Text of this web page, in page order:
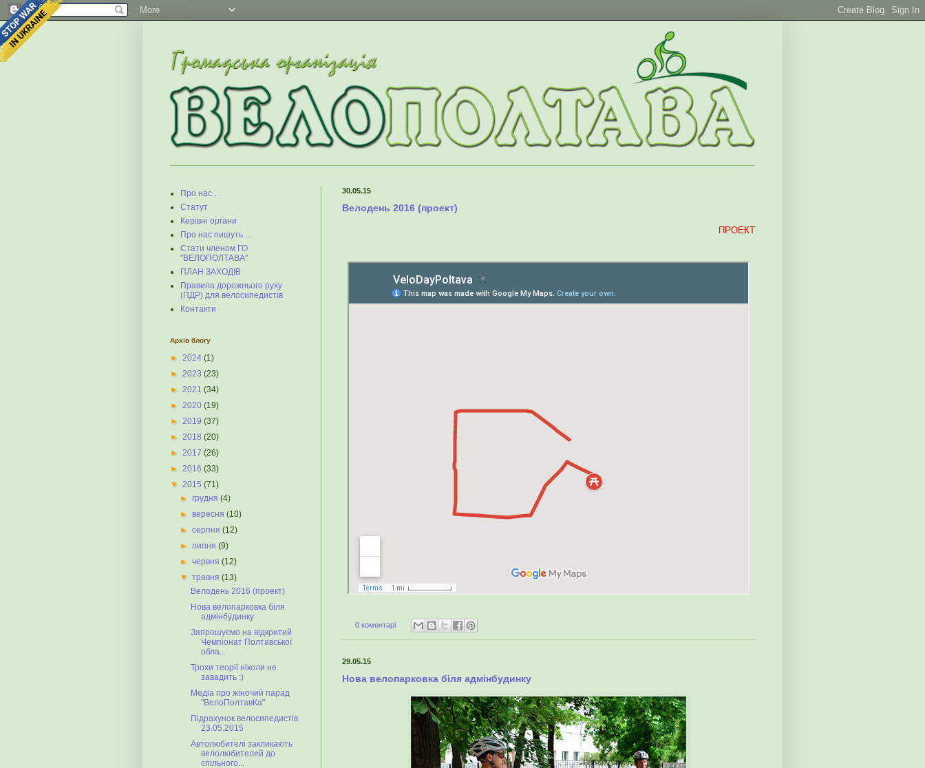
30.05.15
Велодень 2016 (проект)
ПРОЕКТ
0 коментарі
29.05.15
Нова велопарковка біля адмінбудинку
Про нас ...
Статут
Керівні органи
Про нас пишуть ...
Стати членом ГО
"ВЕЛОПОЛТАВА"
ПЛАН ЗАХОДІВ
Правила дорожнього руху
(ПДР) для велосипедистів
Контакти
Архів блогу
► 2024 (1)
► 2023 (23)
► 2021 (34)
► 2020 (19)
► 2019 (37)
► 2018 (20)
► 2017 (26)
► 2016 (33)
▼ 2015 (71)
►грудня(4)
►вересня(10)
►серпня(12)
►липня(9)
►червня(12)
▼травня(13)
Велодень 2016 (проект)
Нова велопарковка біля
адмінбудинку
Запрошуємо на відкритий
Чемпіонат Полтавської
обла...
Трохи теорії ніколи не
завадить :)
Медіа про жіночий парад
"ВелоПолтавКа"
Підрахунок велосипедистів
23.05.2015
Автолюбителі закликають
велолюбителей до
спільного...